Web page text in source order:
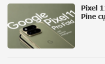
Pixel
Pine